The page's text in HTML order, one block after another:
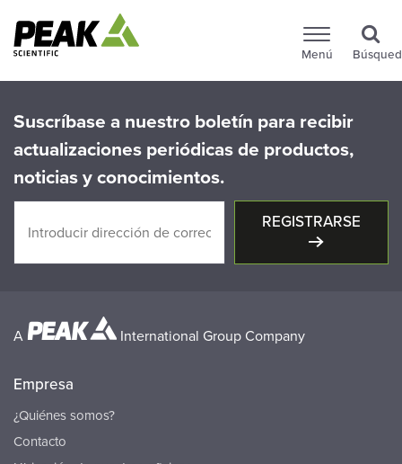
Menú
Suscríbase a nuestro boletín para recibir
actualizaciones periódicas de productos,
noticias y conocimientos.
REGISTRARSE
A International Group Company
Empresa
¿Quiénes somos?
Contacto